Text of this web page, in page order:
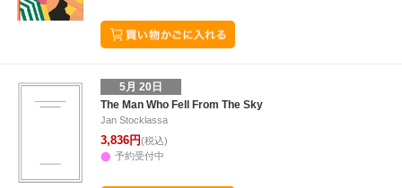
5月 20日
The Man Who Fell From The Sky
Jan Stocklassa
3,836円(税込)
予約受付中